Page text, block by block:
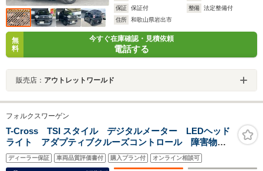
保証
保証付 整備
法定整備付
住所
和歌山県岩出市
無
料
今すぐ在庫確認・見積依頼
電話する
販売店： アウトレットワールド
フォルクスワーゲン
T-Cross TSI スタイル デジタルメーター LEDヘッド
ライト アダプティブクルーズコントロール 障害物セ
ンサー 後方死角検知機能付 オートライト 純正アル
ミホイール Discover Proパッケージ
ディーラー保証 車両品質評価書付 購入プラン付 オンライン相談可